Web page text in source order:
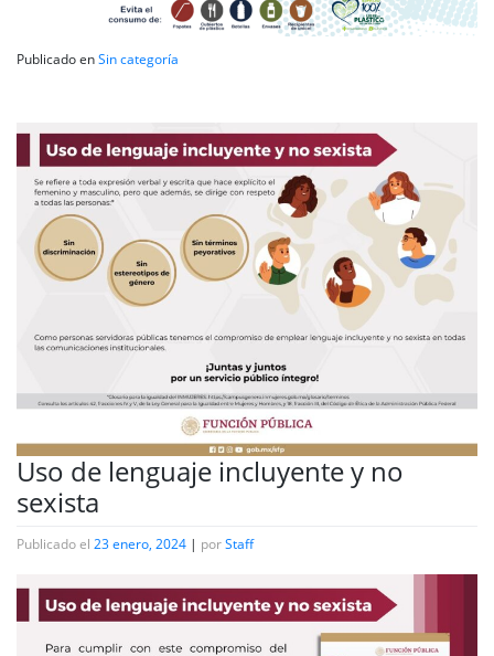
Publicado enSin categoría
Uso de lenguaje incluyente y no
sexista
Publicado el 23 enero, 2024 | porStaff